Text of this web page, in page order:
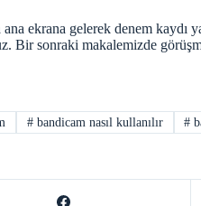
ana ekrana gelerek denem kaydı
Bir sonraki makalemizde
#bandicam nasıl kullanılır #